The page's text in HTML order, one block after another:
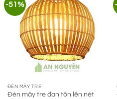
-51%
ĐÈN MÂY TRE
Đèn mây tre đan tôn lên nét